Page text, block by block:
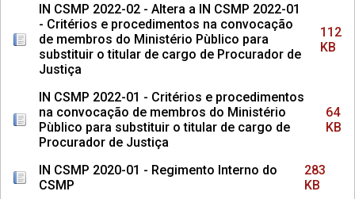
IN CSMP 2022-02 - Altera a IN CSMP 2022-01
- Critérios e procedimentos na convocação
de membros do Ministério Pùblico para
substituir o titular de cargo de Procurador de
Justiça
112
KB
IN CSMP 2022-01 - Critérios e procedimentos
na convocação de membros do Ministério
Pùblico para substituir o titular de cargo de
Procurador de Justiça
64
KB
IN CSMP 2020-01 - Regimento Interno do
CSMP
283
KB